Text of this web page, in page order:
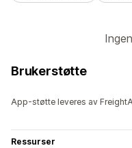
Brukerstøtte
App-støtte leveres av
Ressurser